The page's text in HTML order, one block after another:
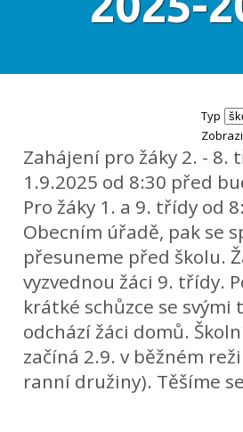
Typ
Zahájení pro žáky 2. - 8.
1.9.2025 od 8:30 před
Pro žáky 1. a 9. třídy od
Obecním úřadě, pak se
přesuneme před školu.
vyzvednou žáci 9. třídy.
krátké schůzce se
odchází žáci domů.
začíná 2.9. v běžném
ranní družiny). Těšíme